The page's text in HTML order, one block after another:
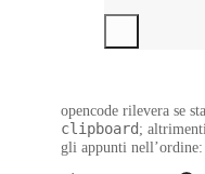
opencode rilevera se
clipboard ;
gli appunti nell’ordine: